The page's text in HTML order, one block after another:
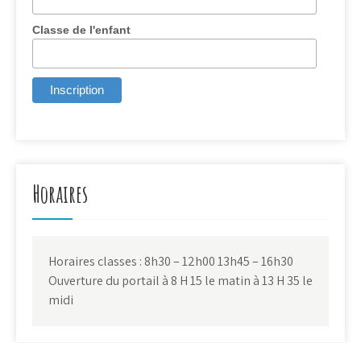
Classe de l'enfant
Horaires
Horaires classes : 8h30 – 12h00 13h45 – 16h30
Ouverture du portail à 8 H 15 le matin à 13 H 35 le
midi